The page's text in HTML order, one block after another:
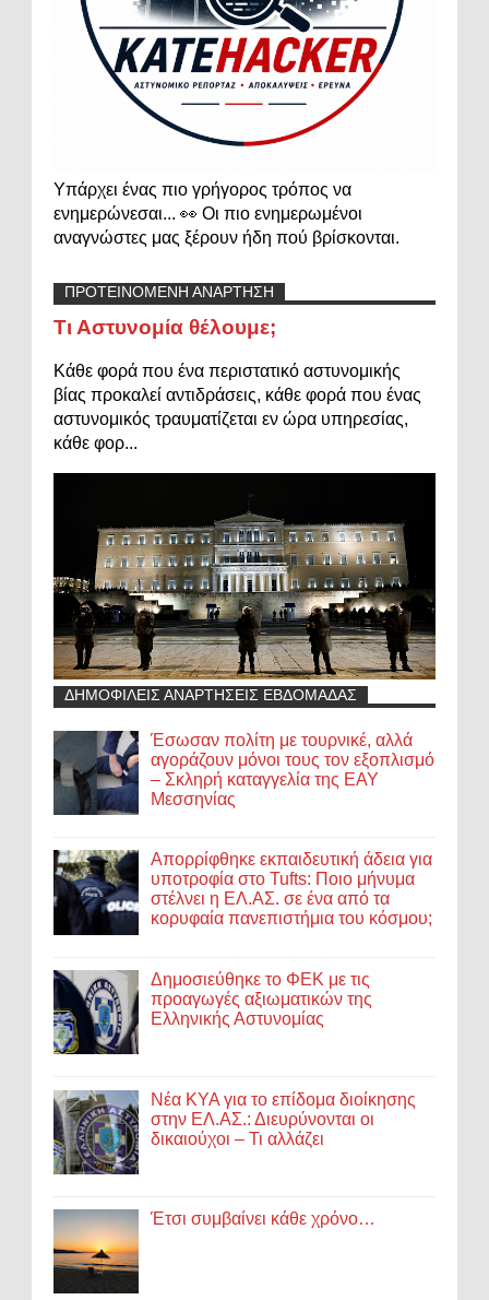
Υπάρχει ένας πιο γρήγορος τρόπος να
ενημερώνεσαι... 👀 Οι πιο ενημερωμένοι
αναγνώστες μας ξέρουν ήδη πού βρίσκονται.
ΠΡΟΤΕΙΝΟΜΕΝΗ ΑΝΑΡΤΗΣΗ
Τι Αστυνομία θέλουμε;
Κάθε φορά που ένα περιστατικό αστυνομικής
βίας προκαλεί αντιδράσεις, κάθε φορά που ένας
αστυνομικός τραυματίζεται εν ώρα υπηρεσίας,
κάθε φορ...
ΔΗΜΟΦΙΛΕΙΣ ΑΝΑΡΤΗΣΕΙΣ ΕΒΔΟΜΑΔΑΣ
Έσωσαν πολίτη με τουρνικέ, αλλά
αγοράζουν μόνοι τους τον εξοπλισμό
– Σκληρή καταγγελία της ΕΑΥ
Μεσσηνίας
Απορρίφθηκε εκπαιδευτική άδεια για
υποτροφία στο Tufts: Ποιο μήνυμα
στέλνει η ΕΛ.ΑΣ. σε ένα από τα
κορυφαία πανεπιστήμια του κόσμου;
Δημοσιεύθηκε το ΦΕΚ με τις
προαγωγές αξιωματικών της
Ελληνικής Αστυνομίας
Νέα ΚΥΑ για το επίδομα διοίκησης
στην ΕΛ.ΑΣ.: Διευρύνονται οι
δικαιούχοι – Τι αλλάζει
Έτσι συμβαίνει κάθε χρόνο…